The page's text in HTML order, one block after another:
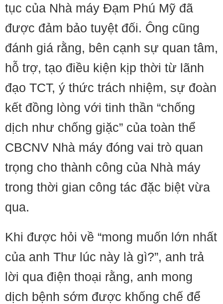
tục của Nhà máy Đạm Phú Mỹ đã
được đảm bảo tuyệt đối. Ông cũng
đánh giá rằng, bên cạnh sự quan tâm,
hỗ trợ, tạo điều kiện kịp thời từ lãnh
đạo TCT, ý thức trách nhiệm, sự đoàn
kết đồng lòng với tinh thần “chống
dịch như chống giặc” của toàn thể
CBCNV Nhà máy đóng vai trò quan
trọng cho thành công của Nhà máy
trong thời gian công tác đặc biệt vừa
qua.
Khi được hỏi về “mong muốn lớn nhất
của anh Thư lúc này là gì?”, anh trả
lời qua điện thoại rằng, anh mong
dịch bệnh sớm được khống chế để